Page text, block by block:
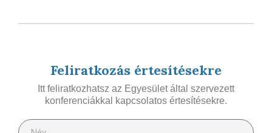
Feliratkozás értesítésekre
Itt feliratkozhatsz az Egyesület által szervezett
konferenciákkal kapcsolatos értesítésekre.